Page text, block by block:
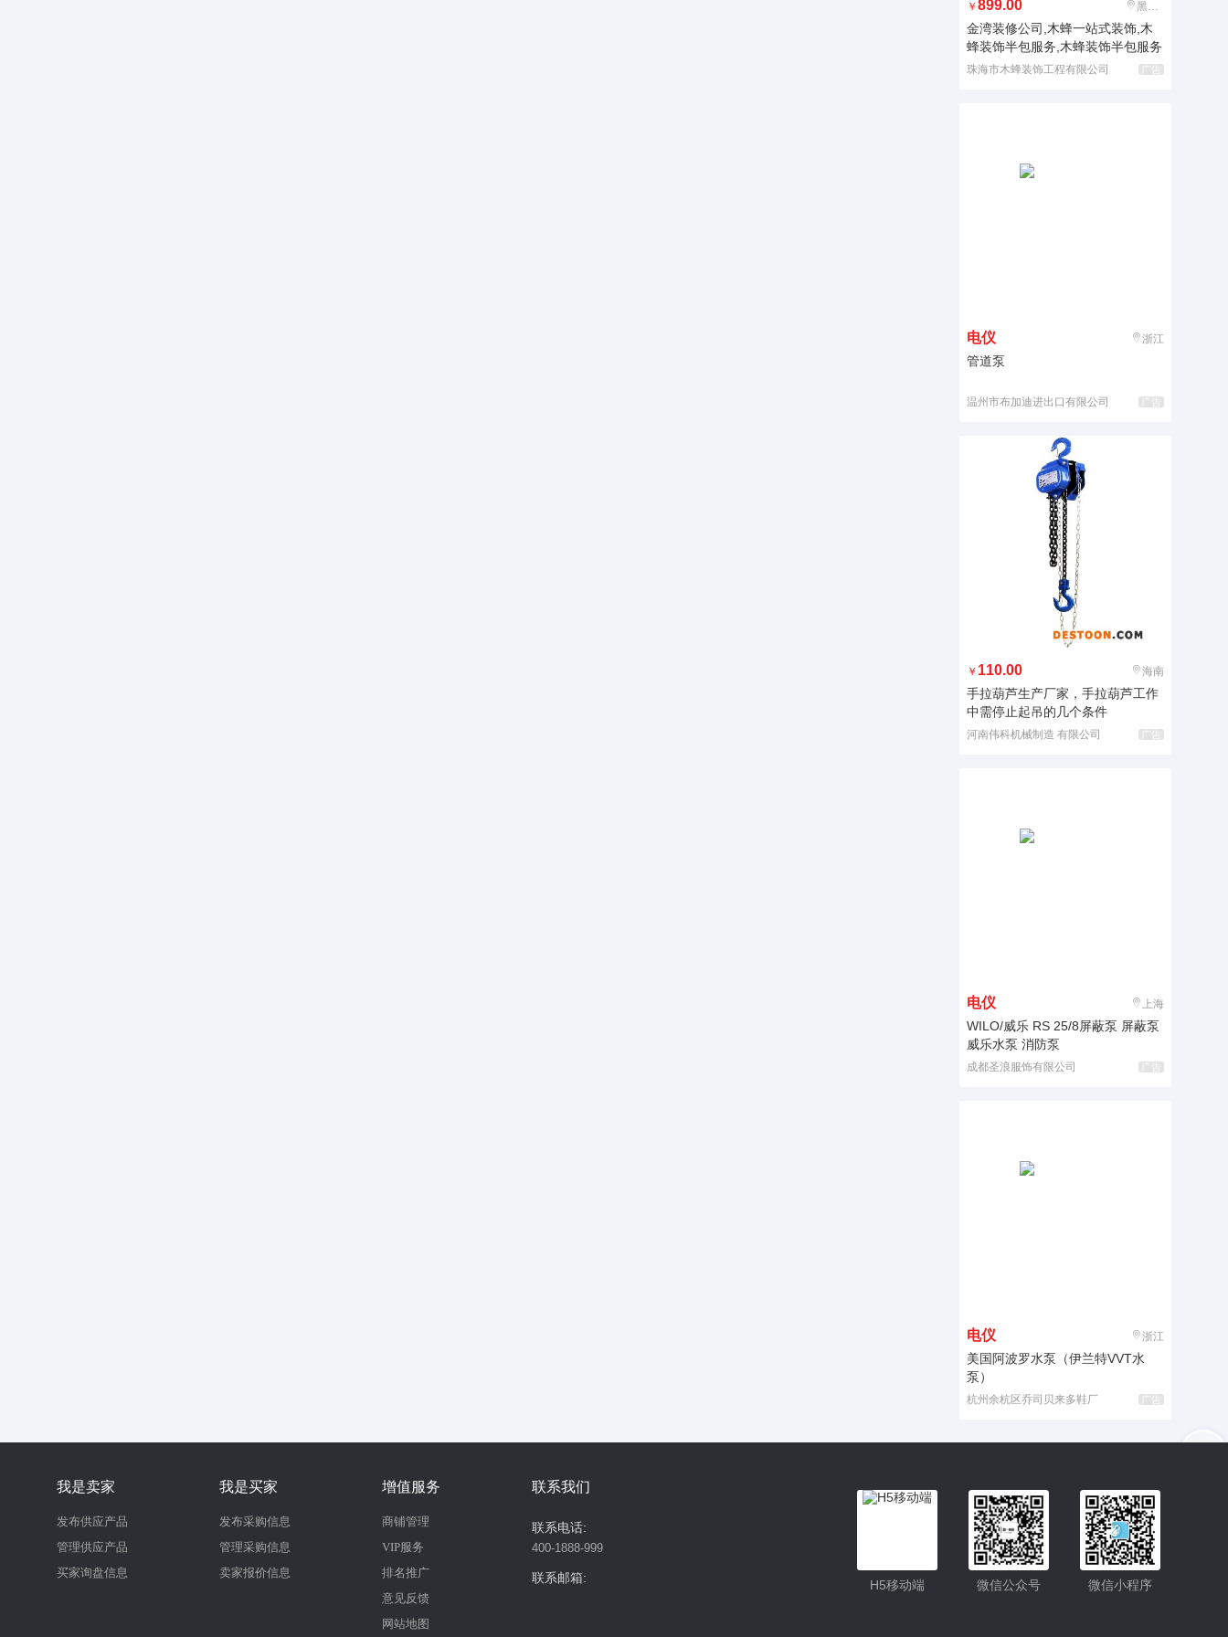
￥ 899.00 黑龙江
金湾装修公司,木蜂一站式装饰,木
蜂装饰半包服务,木蜂装饰半包服务
珠海市木蜂装饰工程有限公司 广告
电仪 浙江
管道泵
温州市布加迪进出口有限公司 广告
￥ 110.00 海南
手拉葫芦生产厂家，手拉葫芦工作
中需停止起吊的几个条件
河南伟科机械制造 有限公司 广告
电仪 上海
WILO/威乐 RS 25/8屏蔽泵 屏蔽泵
威乐水泵 消防泵
成都圣浪服饰有限公司 广告
电仪 浙江
美国阿波罗水泵（伊兰特VVT水
泵）
杭州余杭区乔司贝来多鞋厂 广告
我是卖家
发布供应产品
管理供应产品
买家询盘信息
我是买家
发布采购信息
管理采购信息
卖家报价信息
增值服务
商铺管理
VIP服务
排名推广
意见反馈
网站地图
联系我们
联系电话:
400-1888-999
联系邮箱: 微信小程序
微信公众号
H5移动端
小程序更便捷的查找产品